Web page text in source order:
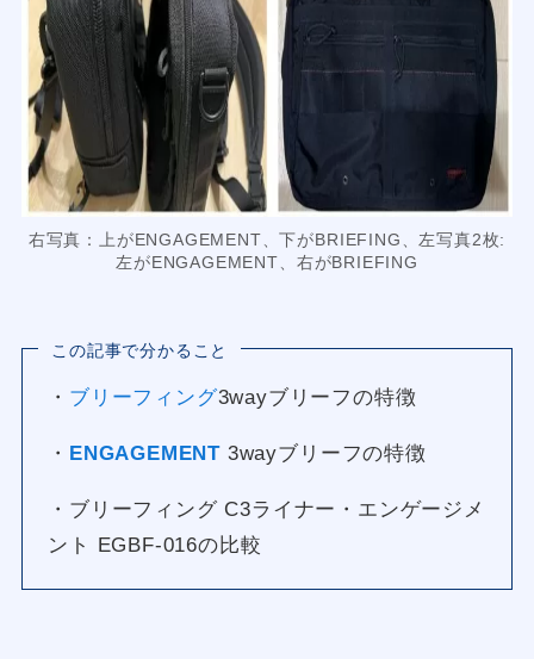
右写真：上がENGAGEMENT、下がBRIEFING、左写真2枚:
左がENGAGEMENT、右がBRIEFING
この記事で分かること
・ ブリーフィング3wayブリーフの特徴
・ ENGAGEMENT 3wayブリーフの特徴
・ブリーフィング C3ライナー・エンゲージメ
ント EGBF-016の比較